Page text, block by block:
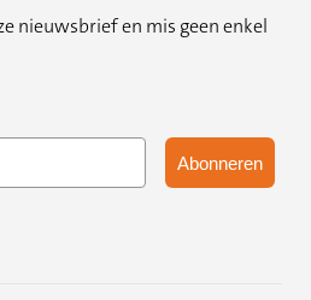
nieuwsbrief en mis geen enkel
Abonneren